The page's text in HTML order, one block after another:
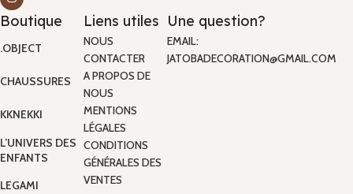
Boutique
.OBJECT
CHAUSSURES
KKNEKKI
L’UNIVERS DES
ENFANTS
LEGAMI
Liens utiles
NOUS
CONTACTER
A PROPOS DE
NOUS
MENTIONS
LÉGALES
CONDITIONS
GÉNÉRALES DES
VENTES
Une question?
EMAIL:
JATOBADECORATION@GMAIL.COM